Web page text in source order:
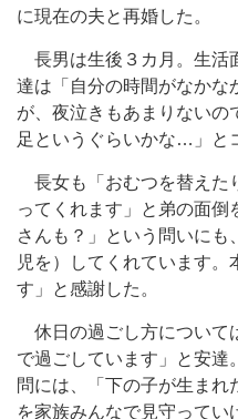
に現在の夫と再婚した。
長男は生後３カ月。生活
達は「自分の時間がなかな
が、夜泣きもあまりないの
足というぐらいかな…」と
長女も「おむつを替えた
ってくれます」と弟の面倒
さんも？」という問いに
児を）してくれています。
す」と感謝した。
休日の過ごし方について
で過ごしています」と安達
問には、「下の子が生ま
を家族みんなで見守ってい